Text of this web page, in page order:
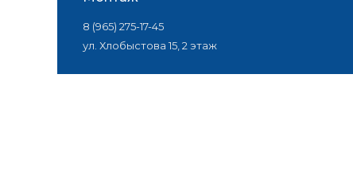
8 (965) 275-17-45
ул. Хлобыстова 15, 2 этаж